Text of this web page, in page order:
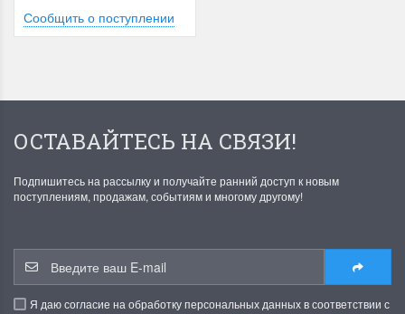
Сообщить о поступлении
ОСТАВАЙТЕСЬ НА СВЯЗИ!
Подпишитесь на рассылку и получайте ранний доступ к новым
поступлениям, продажам, событиям и многому другому!
Я даю согласие на обработку персональных данных в соответствии с